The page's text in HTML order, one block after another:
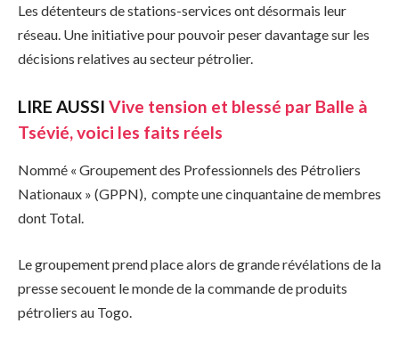
Les détenteurs de stations-services ont désormais leur
réseau. Une initiative pour pouvoir peser davantage sur les
décisions relatives au secteur pétrolier.
LIRE AUSSI Vive tension et blessé par Balle à
Tsévié, voici les faits réels
Nommé « Groupement des Professionnels des Pétroliers
Nationaux » (GPPN), compte une cinquantaine de membres
dont Total.
Le groupement prend place alors de grande révélations de la
presse secouent le monde de la commande de produits
pétroliers au Togo.